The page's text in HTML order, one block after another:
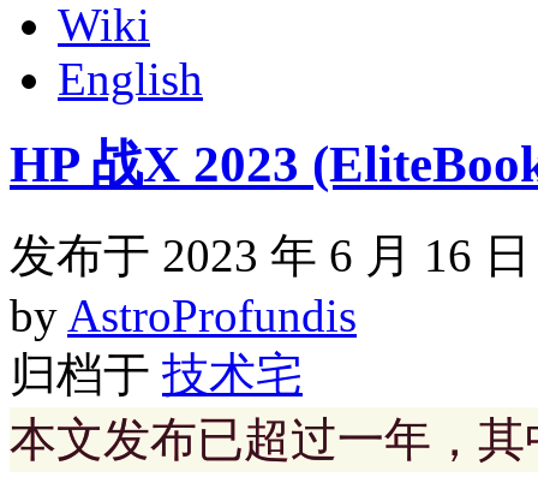
Wiki
English
HP 战X 2023
发布于 2023 年 6 月 16 日
by AstroProfundis
归档于 技术宅
本文发布已超过一年，